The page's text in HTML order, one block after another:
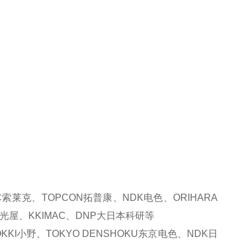
莱克、TOPCON拓普康、NDK电色、ORIHARA
屋、KKIMAC、DNP大日本科研等
小野、TOKYO DENSHOKU东京电色、NDK日